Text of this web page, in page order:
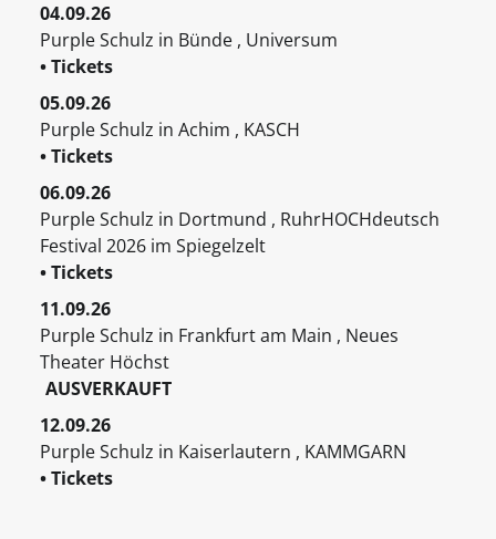
04.09.26
Purple Schulz in Bünde , Universum
• Tickets
05.09.26
Purple Schulz in Achim , KASCH
• Tickets
06.09.26
Purple Schulz in Dortmund , RuhrHOCHdeutsch
Festival 2026 im Spiegelzelt
• Tickets
11.09.26
Purple Schulz in Frankfurt am Main , Neues
Theater Höchst
AUSVERKAUFT
12.09.26
Purple Schulz in Kaiserlautern , KAMMGARN
• Tickets